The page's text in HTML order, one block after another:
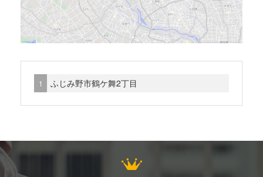
目黒区自由が丘3丁目
国分寺市東元町3丁目
板橋区大谷口1丁目
ライオンズマンション上池台第3
セントヒルズ木場公園
クリオさがみ野2番館
ハイシティ横浜元町
横浜市青葉区桂台1丁目 B棟
ふじみ野市鶴ケ舞2丁目